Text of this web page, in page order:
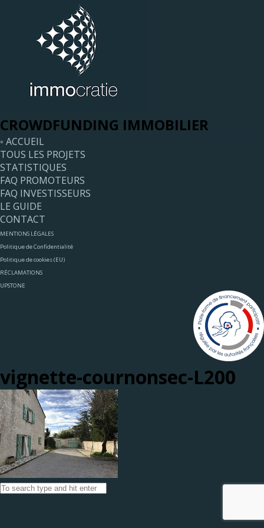
CROWDFUNDING IMMOBILIER
◦ ACCUEIL
TOUS LES PROJETS
STATISTIQUES
FAQ PROMOTEURS
FAQ INVESTISSEURS
LE GUIDE
CONTACT
MENTIONS LÉGALES
Politique de Confidentialité
Politique de cookies (EU)
RÉCLAMATIONS
UPSTONE
vignette-cournonsec-L200